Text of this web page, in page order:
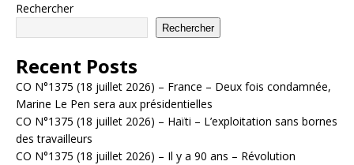
Rechercher
Rechercher
Recent Posts
CO N°1375 (18 juillet 2026) – France – Deux fois condamnée,
Marine Le Pen sera aux présidentielles
CO N°1375 (18 juillet 2026) – Haïti – L’exploitation sans bornes
des travailleurs
CO N°1375 (18 juillet 2026) – Il y a 90 ans – Révolution